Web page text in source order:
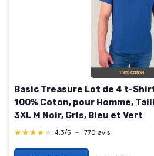
Basic Treasure Lot de 4 t-
100% Coton, pour Homme,
3XL M Noir, Gris, Bleu et Vert
★★★★★
★★★★★ 4,3/5 — 770 avis